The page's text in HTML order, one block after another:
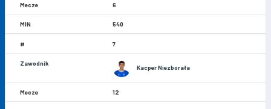
6
540
7
Kacper Niezborała
12